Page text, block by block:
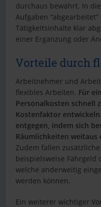
durchaus bewährt. In
Aufgaben
Tätigkeitsinhalte klar
einer Ergänzung oder
Vorteile durch
Arbeitnehmer und
flexibles Arbeiten. Für
Personalkosten schnell
Kostenfaktor
entgegen, indem sich
Räumlichkeiten
Zudem fallen
beispielsweise Fahrgeld
welche anderweitig
werden können.
Ein weiterer wichtiger